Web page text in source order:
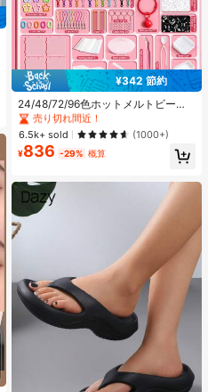
¥342 節約
24/48/72/96色ホットメルトビーズ
クリエイティブクラフトセット、ス
クエアペグボード、多層収納ボック
ス、アイロンペーパー、カラフルな
キーチェーン、装飾アクセサリー、
ハンギングロープ付き、DIY愛好家
がDIYパズル、バレンタインデーギ
フト、誕生日ギフトを手作りできま
す。
#1 ベストセラー
に ジュエリー製作セット
売り切れ間近！
#1 ベストセラー
に ジュエリー製作セット
売り切れ間近！
#1 ベストセラー
に ジュエリー製作セット
売り切れ間近！
#1 ベストセラー
に ジュエリー製作セット
売り切れ間近！
6.5k+ sold (1000+)
¥836 -29% 概算